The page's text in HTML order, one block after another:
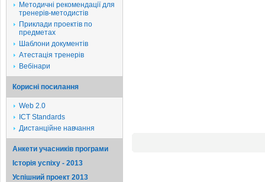
Методичні рекомендації для
тренерів-методистів
Приклади проектів по
предметах
Шаблони документів
Атестація тренерів
Вебінари
Корисні посилання
Web 2.0
ICT Standards
Дистанційне навчання
Анкети учасників програми
Історія успіху - 2013
Успішний проект 2013